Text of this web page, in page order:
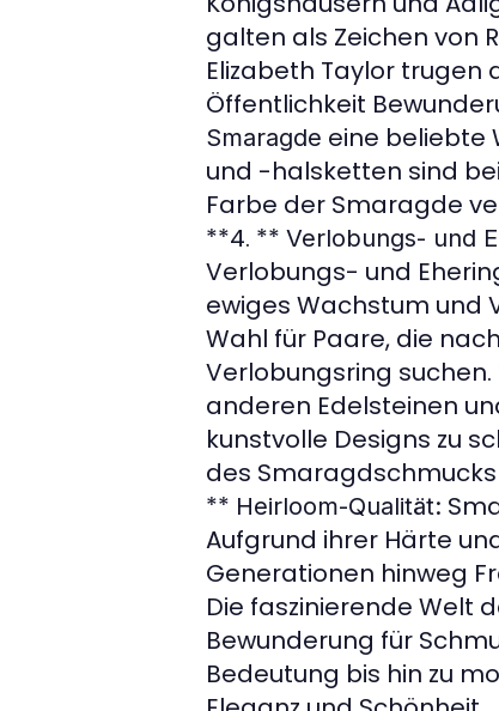
galten als Zeichen von
Elizabeth Taylor
Öffentlichkeit
Smaragde eine beliebte
und -halsketten sind
Farbe der Smaragde
**4. ** Verlobungs- und
Verlobungs- und
ewiges Wachstum und
Wahl für Paare, die
Verlobungsring suchen.
anderen Edelsteinen
kunstvolle Designs zu
des
** Heirloom-Qualität:
Aufgrund ihrer Härte
Generationen hinweg
Die faszinierende Welt
Bewunderung für
Bedeutung bis hin zu